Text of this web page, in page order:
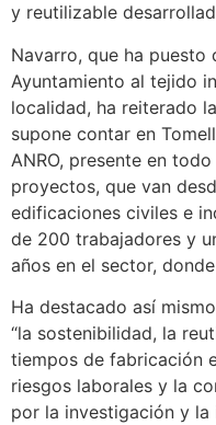
y reutilizable
Navarro, que ha
Ayuntamiento al tejido
localidad, ha reiterado
supone contar en
ANRO, presente en
proyectos, que van
edificaciones civiles e
de 200 trabajadores y
años en el sector,
Ha destacado así
“la sostenibilidad, la
tiempos de fabricación
riesgos laborales y la
por la investigación y la